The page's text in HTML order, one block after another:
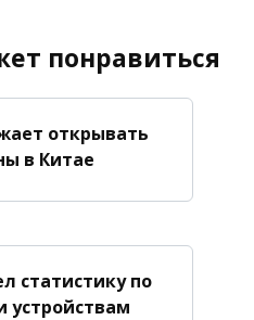
понравиться
открывать
в Китае
статистику по
устройствам